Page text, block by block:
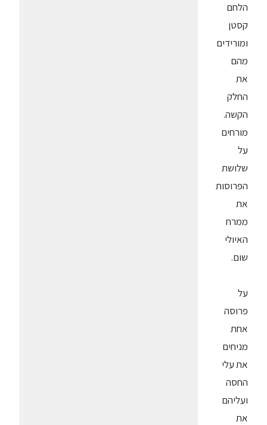
הלחם
קסטן
ומורידים
מהם
את
החלק
הקשה.
מורחים
על
שלושת
הפרוסות
את
ממרח
האיולי
שום.
על
פרוסה
אחת
מניחים
את עלי
החסה
ועליהם
את